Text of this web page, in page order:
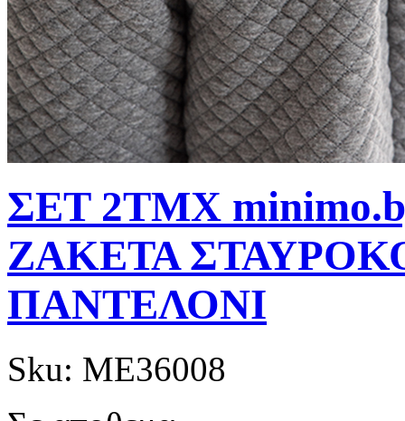
ΣΕΤ 2ΤΜΧ
ΖΑΚΕΤΑ
ΠΑΝΤΕΛΟΝΙ
Sku: ME36008